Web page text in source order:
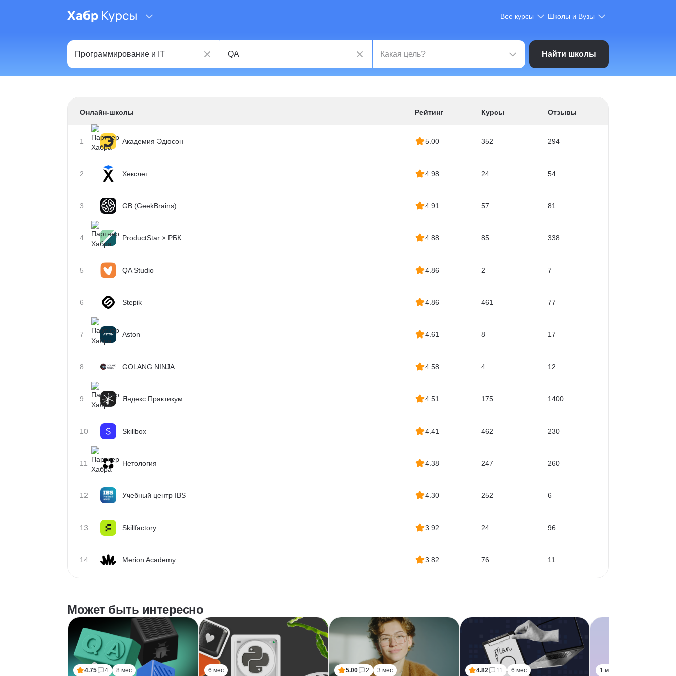
Все курсы Школы и Вузы
Найти школы
Онлайн-школы Рейтинг Курсы Отзывы
1 Академия Эдюсон 5.00 352 294
2 Хекслет 4.98 24 54
3 GB (GeekBrains) 4.91 57 81
4 ProductStar × РБК 4.88 85 338
5 QA Studio 4.86 2 7
6 Stepik 4.86 461 77
7 Aston 4.61 8 17
8 GOLANG NINJA 4.58 4 12
9 Яндекс Практикум 4.51 175 1400
10 Skillbox 4.41 462 230
11 Нетология 4.38 247 260
12 Учебный центр IBS 4.30 252 6
13 Skillfactory 3.92 24 96
14 Merion Academy 3.82 76 11
Может быть интересно
4.75 4 8 мес 6 мес 5.00 2 3 мес 4.82 11 6 мес 1 мес